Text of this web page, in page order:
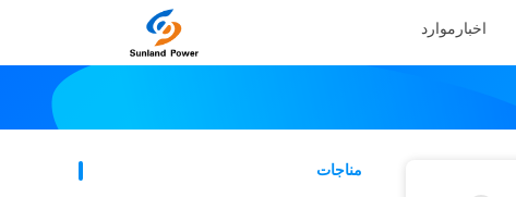
اخبار موارد
مناجات